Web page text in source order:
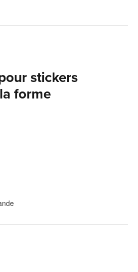
stickers
forme